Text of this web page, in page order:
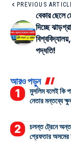
PREVIOUS
বেকার ছেলে
দিচ্ছে
পদ্ধতি!
আরও পড়ুন
মুসলিম বলেই কি
নেতার মন্তব্যে
চলন্ত ট্রেনে
গ্রেফতার অসমের